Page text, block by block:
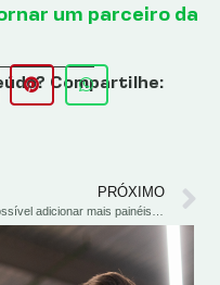
um parceiro da
Compartilhe:
PRÓXIMO
É possível adicionar mais painéis solares em um sistema já existente?